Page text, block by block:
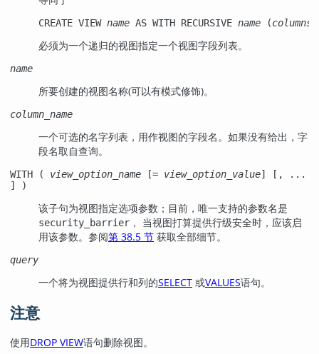
CREATE VIEW name AS WITH RECURSIVE name (columns
必须为一个递归的视图指定一个视图字段列表。
name
所要创建的视图名称(可以有模式修饰)。
column_name
一个可选的名字列表，用作视图的字段名。如果没有给出，字
段名取自查询。
WITH ( view_option_name [= view_option_value] [, ...
] )
该子句为视图指定选项参数；目前，唯一支持的参数名是
security_barrier ， 当视图打算提供行级安全时，应该启
用该参数。参阅第 38.5 节 获取全部细节。
query
一个将为视图提供行和列的SELECT 或VALUES语句。
注意
使用DROP VIEW语句删除视图。